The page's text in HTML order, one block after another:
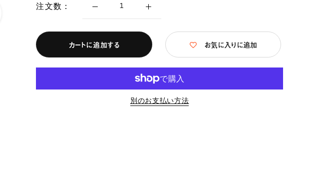
注文数：
カートに追加する お気に入りに追加
別のお支払い方法